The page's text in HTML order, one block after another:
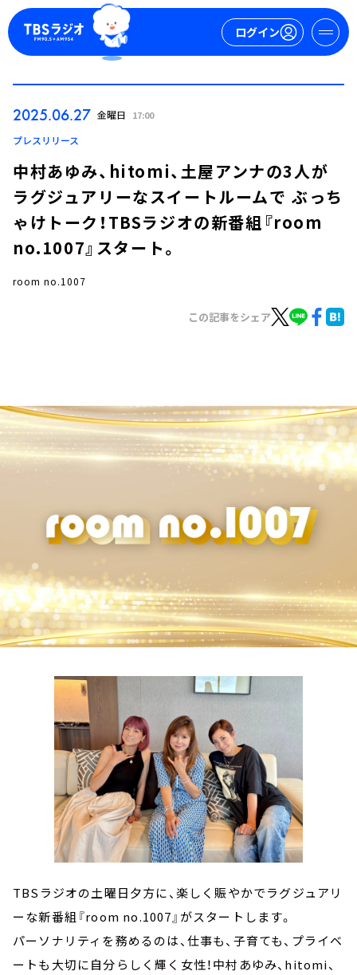
ログイン
今日の番組表
YouTube
会社情報
2025.06.27 金曜日 17:00
プレスリリース
中村あゆみ、hitomi、土屋アンナの3人が
ラグジュアリーなスイートルームで ぶっち
ゃけトーク！TBSラジオの新番組『room
no.1007』スタート。
room no.1007
この記事をシェア
TBSラジオの土曜日夕方に、楽しく賑やかでラグジュアリ
ーな新番組『room no.1007』がスタートします。
パーソナリティを務めるのは、仕事も、子育ても、プライベ
ートも大切に自分らしく輝く女性！中村あゆみ、hitomi、